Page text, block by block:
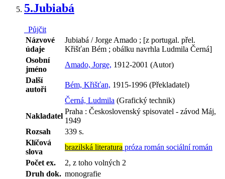
5.Jubiabá
Půjčit
Názvové
údaje
Jubiabá / Jorge Amado ; [z portugal. přel.
Křišťan Bém ; obálku navrhla Ludmila Černá]
Osobní
jméno
Amado, Jorge, 1912-2001 (Autor)
Další
autoři
Bém, Křišťan, 1915-1996 (Překladatel)
Černá, Ludmila (Grafický technik)
Nakladatel
Praha : Československý spisovatel - závod Máj,
1949
Rozsah
339 s.
Klíčová
slova
brazilská literatura próza román sociální román
Počet ex.
2, z toho volných 2
Druh dok. monografie